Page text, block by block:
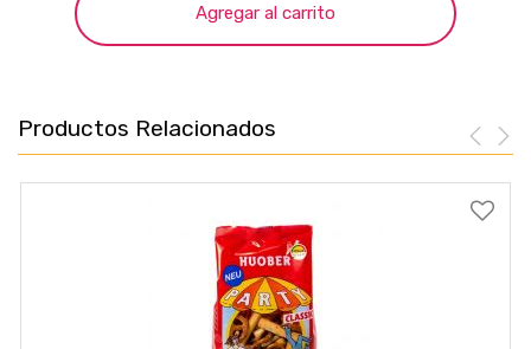
Agregar al carrito
Productos Relacionados